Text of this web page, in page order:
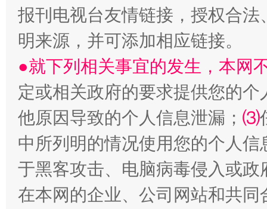
受贿1.44亿！段成刚被判无期
全民健身五年计划来了！等你上场
报刊电视台友情链接，授权合
明来源，并可添加相应链接。
●就下列相关事宜的发生，本网
定或相关政府的要求提供您的个
他原因导致的个人信息泄漏； ⑶
中所列明的情况使用您的个人
于黑客攻击、电脑病毒侵入或
在本网的企业、公司网站和共